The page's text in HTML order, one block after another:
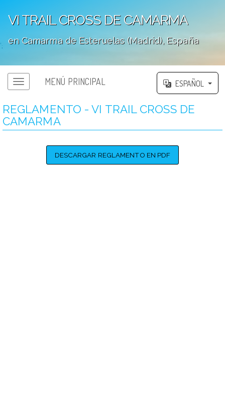
VI TRAIL CROSS DE CAMARMA
en Camarma de Esteruelas (Madrid), España
';
MENÚ PRINCIPAL ESPAÑOL
REGLAMENTO - VI TRAIL CROSS DE
CAMARMA
DESCARGAR REGLAMENTO EN PDF